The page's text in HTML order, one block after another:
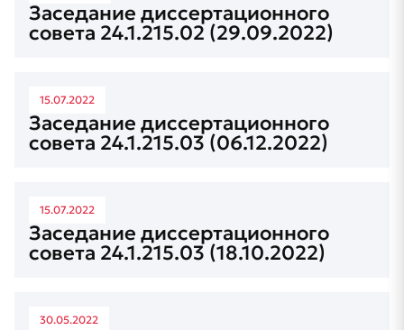
Заседание диссертационного
совета 24.1.215.02 (29.09.2022)
15.07.2022
Заседание диссертационного
совета 24.1.215.03 (06.12.2022)
15.07.2022
Заседание диссертационного
совета 24.1.215.03 (18.10.2022)
30.05.2022